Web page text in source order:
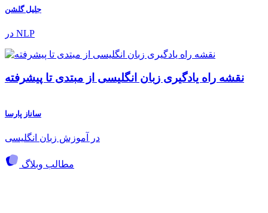
جلیل گلشن
در NLP
نقشه راه یادگیری زبان انگلیسی از مبتدی تا پیشرفته
ساناز پارسا
در آموزش زبان انگلیسی
مطالب وبلاگ